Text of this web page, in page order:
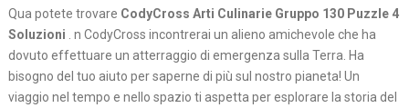
Qua potete trovare CodyCross Arti Culinarie Gruppo 130 Puzzle 4
Soluzioni . n CodyCross incontrerai un alieno amichevole che ha
dovuto effettuare un atterraggio di emergenza sulla Terra. Ha
bisogno del tuo aiuto per saperne di più sul nostro pianeta! Un
viaggio nel tempo e nello spazio ti aspetta per esplorare la storia del